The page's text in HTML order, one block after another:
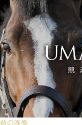
前の画像